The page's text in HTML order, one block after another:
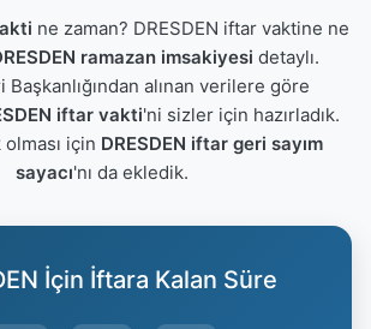
ne zaman? DRESDEN iftar vaktine ne
ramazan imsakiyesi detaylı.
Başkanlığından alınan verilere göre
iftar vakti'ni sizler için hazırladık.
olması için DRESDEN iftar geri sayım
sayacı'nı da ekledik.
İçin İftara Kalan Süre